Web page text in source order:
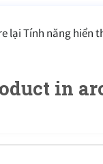
lại Tính năng
in